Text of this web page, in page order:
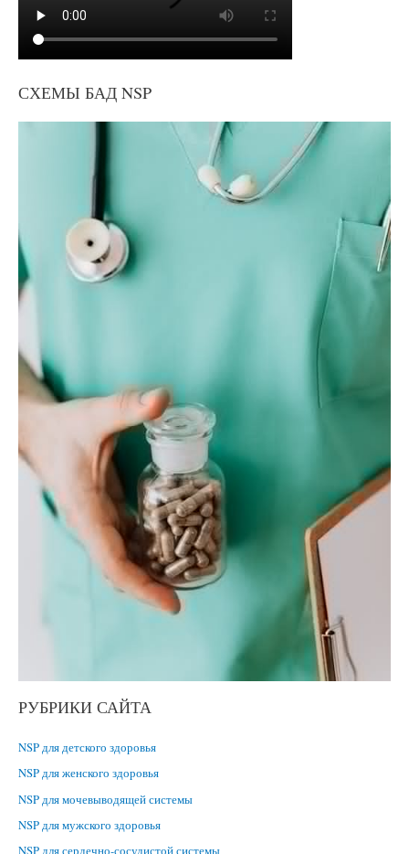
СХЕМЫ БАД NSP
РУБРИКИ САЙТА
NSP для детского здоровья
NSP для женского здоровья
NSP для мочевыводящей системы
NSP для мужского здоровья
NSP для сердечно-сосудистой системы